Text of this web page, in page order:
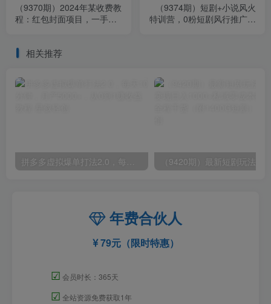
（9370期）2024年某收费教
程：红包封面项目，一手主
（9374期）短剧+小说风火
特训营，0粉短剧风行推广，
相关推荐
年费合伙人
79元（限时特惠）
☑ 会员时长：365天
☑ 全站资源免费获取1年